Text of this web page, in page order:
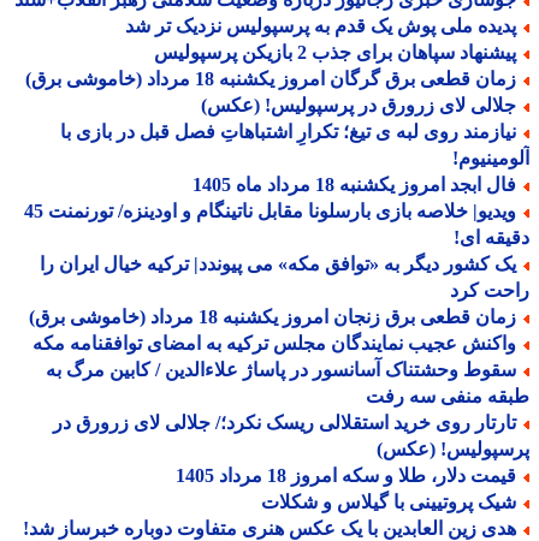
ملی پوش یک قدم به پرسپولیس نزدیک تر شد
سپاهان برای جذب 2 بازیکن پرسپولیس
قطعی برق گرگان امروز یکشنبه 18 مرداد (خاموشی برق)
لای زرورق در پرسپولیس! (عکس)
روی لبه ی تیغ؛ تکرارِ اشتباهاتِ فصل قبل در بازی با
ابجد امروز یکشنبه 18 مرداد ماه 1405
ویدیو| خلاصه بازی بارسلونا مقابل ناتینگام و اودینزه/ تورنمنت 45
ای!
کشور دیگر به «توافق مکه» می پیوندد| ترکیه خیال ایران را
کرد
قطعی برق زنجان امروز یکشنبه 18 مرداد (خاموشی برق)
عجیب نمایندگان مجلس ترکیه به امضای توافقنامه مکه
وحشتناک آسانسور در پاساژ علاءالدین / کابین مرگ به
منفی سه رفت
روی خرید استقلالی ریسک نکرد؛/ جلالی لای زرورق در
(عکس)
دلار، طلا و سکه امروز 18 مرداد 1405
پروتیینی با گیلاس و شکلات
زین العابدین با یک عکس هنری متفاوت دوباره خبرساز شد!